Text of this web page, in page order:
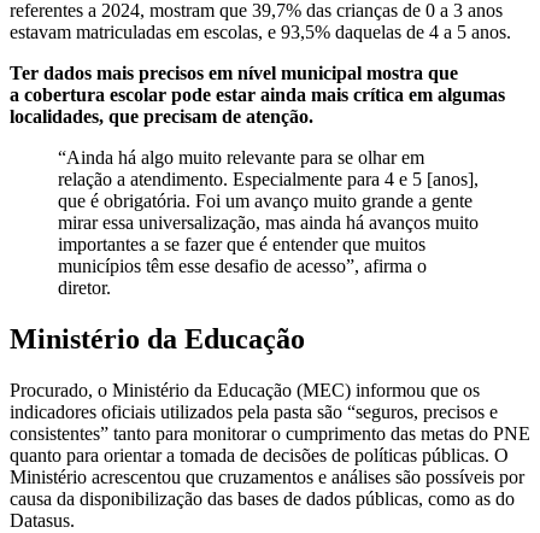
referentes a 2024, mostram que 39,7% das crianças de 0 a 3 anos
estavam matriculadas em escolas, e 93,5% daquelas de 4 a 5 anos.
Ter dados mais precisos em nível municipal mostra que
a cobertura escolar pode estar ainda mais crítica em algumas
localidades, que precisam de atenção.
“Ainda há algo muito relevante para se olhar em
relação a atendimento. Especialmente para 4 e 5 [anos],
que é obrigatória. Foi um avanço muito grande a gente
mirar essa universalização, mas ainda há avanços muito
importantes a se fazer que é entender que muitos
municípios têm esse desafio de acesso”, afirma o
diretor.
Ministério da Educação
Procurado, o Ministério da Educação (MEC) informou que os
indicadores oficiais utilizados pela pasta são “seguros, precisos e
consistentes” tanto para monitorar o cumprimento das metas do PNE
quanto para orientar a tomada de decisões de políticas públicas. O
Ministério acrescentou que cruzamentos e análises são possíveis por
causa da disponibilização das bases de dados públicas, como as do
Datasus.